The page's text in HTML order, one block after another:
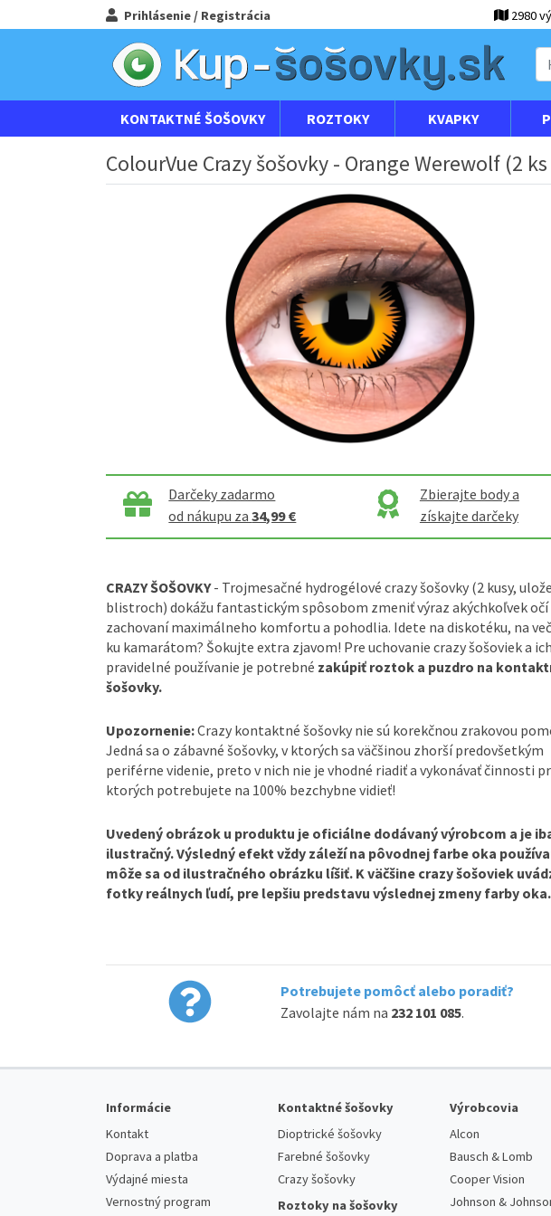
Prihlásenie / Registrácia 2980
KONTAKTNÉ ŠOŠOVKY ROZTOKY KVAPKY
ColourVue Crazy šošovky - Orange Werewolf (2
Darčeky zadarmo
od nákupu za34,99 €
Zbierajte body a
získajte darčeky
CRAZY ŠOŠOVKY- Trojmesačné hydrogélové crazy šošovky (2 kusy,
blistroch) dokážu fantastickým spôsobom zmeniť výraz akýchkoľvek
zachovaní maximálneho komfortu a pohodlia. Idete na diskotéku, na
ku kamarátom? Šokujte extra zjavom! Pre uchovanie crazy šošoviek a ich
pravidelné používanie je potrebné zakúpiť roztok a puzdro na
šošovky.
Upozornenie:Crazy kontaktné šošovky nie sú korekčnou zrakovou
Jedná sa o zábavné šošovky, v ktorých sa väčšinou zhorší predovšetkým
periférne videnie, preto v nich nie je vhodné riadiť a vykonávať činnosti
ktorých potrebujete na 100% bezchybne vidieť!
Uvedený obrázok u produktu je oficiálne dodávaný výrobcom a je
ilustračný. Výsledný efekt vždy záleží na pôvodnej farbe oka
môže sa od ilustračného obrázku líšiť. K väčšine crazy šošoviek
fotky reálnych ľudí, pre lepšiu predstavu výslednej zmeny farby oka.
Potrebujete pomôcť alebo poradiť?
Zavolajte nám na 232 101 085.
Informácie
Kontakt
Doprava a platba
Výdajné miesta
Vernostný program
Kontaktné šošovky
Dioptrické šošovky
Farebné šošovky
Crazy šošovky
Roztoky na šošovky
Výrobcovia
Alcon
Bausch & Lomb
Cooper Vision
Johnson &